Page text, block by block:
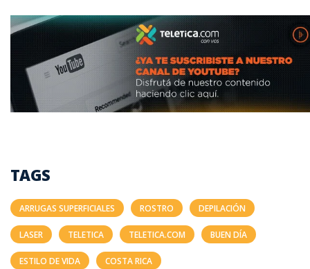
TAGS
ARRUGAS SUPERFICIALES ROSTRO DEPILACIÓN
LASER TELETICA TELETICA.COM BUEN DÍA
ESTILO DE VIDA COSTA RICA